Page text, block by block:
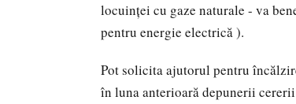
locuinței cu gaze naturale - va
pentru energie electrică ).
Pot solicita ajutorul pentru
în luna anterioară depunerii